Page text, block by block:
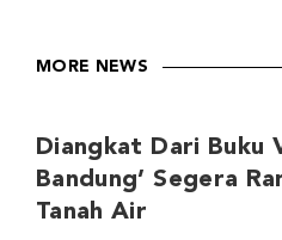
MORE NEWS
Diangkat Dari Buku
Bandung’ Segera
Tanah Air